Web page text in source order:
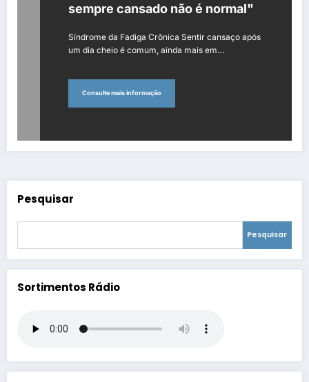
sempre cansado não é normal"
Síndrome da Fadiga Crônica Sentir cansaço após
um dia cheio é comum, ainda mais em…
Consulte mais informação
Pesquisar
Pesquisar
Sortimentos Rádio